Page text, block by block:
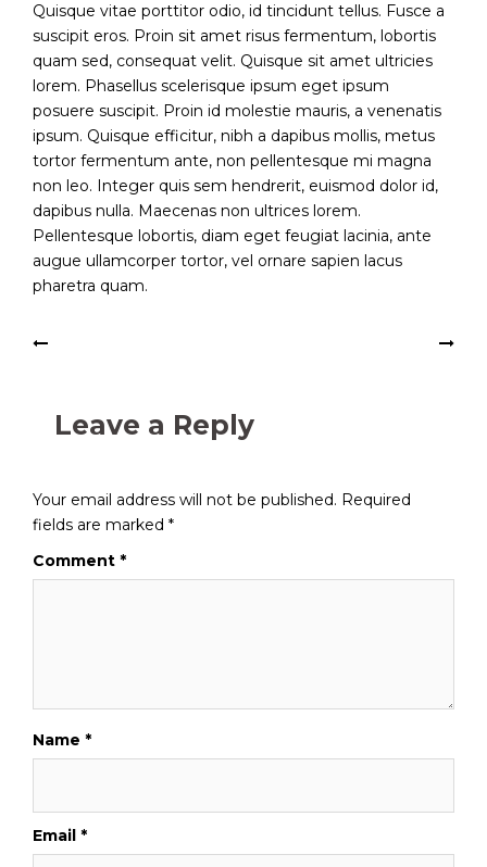
Quisque vitae porttitor odio, id tincidunt tellus. Fusce a
suscipit eros. Proin sit amet risus fermentum, lobortis
quam sed, consequat velit. Quisque sit amet ultricies
lorem. Phasellus scelerisque ipsum eget ipsum
posuere suscipit. Proin id molestie mauris, a venenatis
ipsum. Quisque efficitur, nibh a dapibus mollis, metus
tortor fermentum ante, non pellentesque mi magna
non leo. Integer quis sem hendrerit, euismod dolor id,
dapibus nulla. Maecenas non ultrices lorem.
Pellentesque lobortis, diam eget feugiat lacinia, ante
augue ullamcorper tortor, vel ornare sapien lacus
pharetra quam.
Post
navigation
Leave a Reply
Your email address will not be published. Required
fields are marked *
Comment *
Name *
Email *